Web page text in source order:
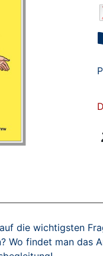
die wichtigsten
Wo findet man das